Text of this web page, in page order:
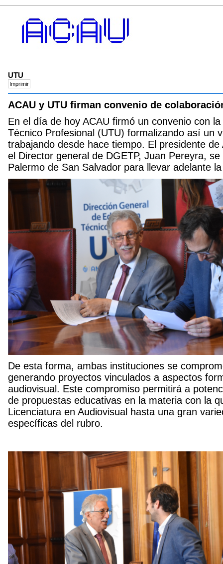
UTU
ACAU y UTU firman convenio de
En el día de hoy ACAU firmó un convenio con
Técnico Profesional (UTU) formalizando así un
trabajando desde hace tiempo. El presidente
el Director general de DGETP, Juan Pereyra,
Palermo de San Salvador para llevar adelante
De esta forma, ambas instituciones se
generando proyectos vinculados a aspectos
audiovisual. Este compromiso permitirá a
de propuestas educativas en la materia con la
Licenciatura en Audiovisual hasta una gran
específicas del rubro.